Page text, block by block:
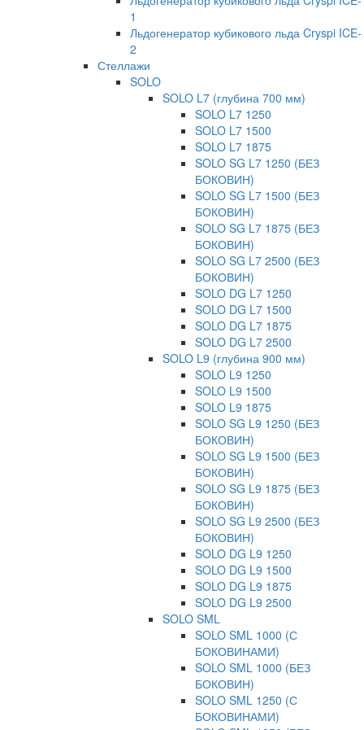
1
Льдогенератор кубикового льда Cryspi ICE-
2
Стеллажи
SOLO
SOLO L7 (глубина 700 мм)
SOLO L7 1250
SOLO L7 1500
SOLO L7 1875
SOLO SG L7 1250 (БЕЗ
БОКОВИН)
SOLO SG L7 1500 (БЕЗ
БОКОВИН)
SOLO SG L7 1875 (БЕЗ
БОКОВИН)
SOLO SG L7 2500 (БЕЗ
БОКОВИН)
SOLO DG L7 1250
SOLO DG L7 1500
SOLO DG L7 1875
SOLO DG L7 2500
SOLO L9 (глубина 900 мм)
SOLO L9 1250
SOLO L9 1500
SOLO L9 1875
SOLO SG L9 1250 (БЕЗ
БОКОВИН)
SOLO SG L9 1500 (БЕЗ
БОКОВИН)
SOLO SG L9 1875 (БЕЗ
БОКОВИН)
SOLO SG L9 2500 (БЕЗ
БОКОВИН)
SOLO DG L9 1250
SOLO DG L9 1500
SOLO DG L9 1875
SOLO DG L9 2500
SOLO SML
SOLO SML 1000 (С
БОКОВИНАМИ)
SOLO SML 1000 (БЕЗ
БОКОВИН)
SOLO SML 1250 (С
БОКОВИНАМИ)